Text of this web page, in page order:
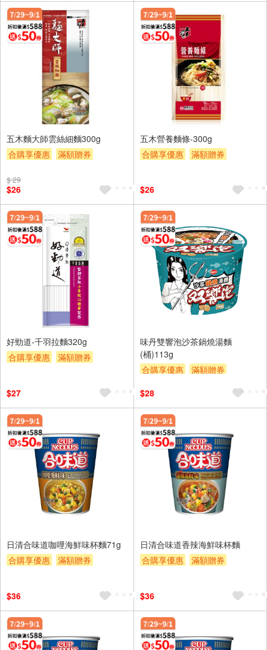
五木麵大師雲絲細麵300g
合購享優惠
滿額贈券
$ 29
$26
五木營養麵條-300g
合購享優惠
滿額贈券
$26
好勁道-千羽拉麵320g
合購享優惠
滿額贈券
$27
味丹雙響泡沙茶鍋燒湯麵
(桶)113g
合購享優惠
滿額贈券
$28
日清合味道咖哩海鮮味杯麵71g
合購享優惠
滿額贈券
$36
日清合味道香辣海鮮味杯麵
合購享優惠
滿額贈券
$36